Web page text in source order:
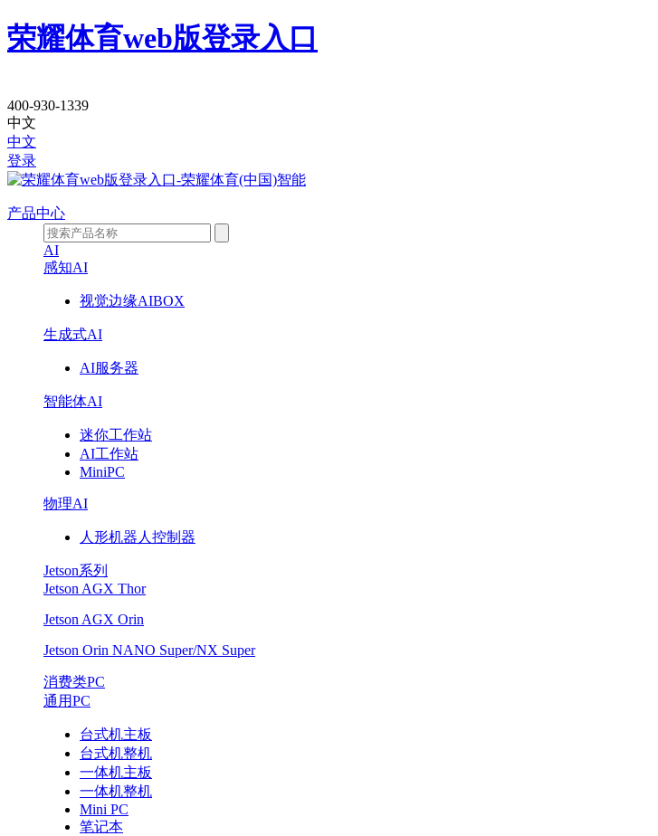
荣耀体育web版登录入口
产
品
中
心
400-930-1339
中文
中文
登录
产品中心
AI
感知AI
视觉边缘AIBOX
生成式AI
AI服务器
智能体AI
迷你工作站
AI工作站
MiniPC
物理AI
人形机器人控制器
Jetson系列
Jetson AGX Thor
Jetson AGX Orin
Jetson Orin NANO Super/NX Super
消费类PC
通用PC
台式机主板
台式机整机
一体机主板
一体机整机
Mini PC
笔记本